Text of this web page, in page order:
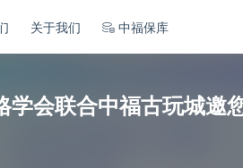
关于我们 中福保库
学会联合中福古玩城